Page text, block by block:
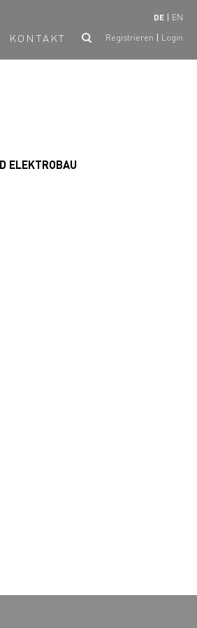
DE EN
KONTAKT Registrieren Login
ELEKTROBAU